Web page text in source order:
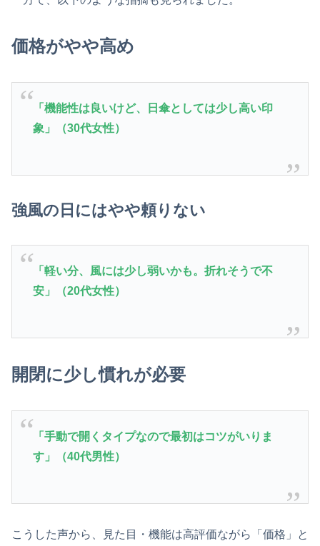
価格がやや高め
「機能性は良いけど、日傘としては少し高い印
象」（30代女性）
強風の日にはやや頼りない
「軽い分、風には少し弱いかも。折れそうで不
安」（20代女性）
開閉に少し慣れが必要
「手動で開くタイプなので最初はコツがいりま
す」（40代男性）
こうした声から、見た目・機能は高評価ながら「価格」と